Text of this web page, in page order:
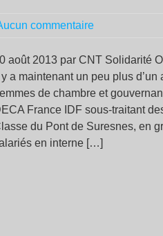
commentaire
août 2013 par CNT Solidarité
y a maintenant un peu plus
de chambre et
France IDF sous-traitant
du Pont de Suresnes, en
en interne […]